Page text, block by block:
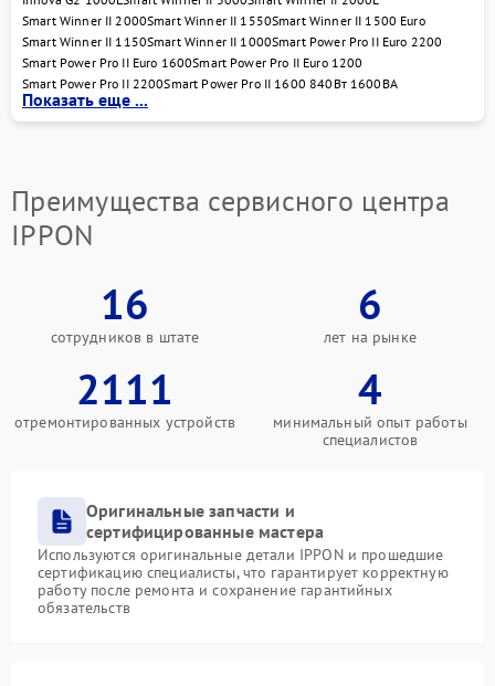
запускается сам процесс восстановления.
Далее следует разборка устройства, очистка, замена
неисправных элементов и настройка. После сборки
бесперебойник проходит тестирование —
проверяются все режимы и нагрузочные
Обратиться к нам можно по адресу ул. Чаянова 18
или по телефону +7 (495) 023-73-25. Если нужен
Smart Winner II 2000Smart Winner II 1550Smart Winner II 1500 Euro
Smart Winner II 1150Smart Winner II 1000Smart Power Pro II Euro 2200
Smart Power Pro II Euro 1600Smart Power Pro II Euro 1200
Smart Power Pro II 2200Smart Power Pro II 1600 840Вт 1600ВА
Показать еще ...
Преимущества сервисного центра
IPPON
16
сотрудников в штате
6
лет на рынке
2111
отремонтированных устройств
4
минимальный опыт работы
специалистов
Оригинальные запчасти и
сертифицированные мастера
Используются оригинальные детали IPPON и прошедшие
сертификацию специалисты, что гарантирует корректную
работу после ремонта и сохранение гарантийных
обязательств